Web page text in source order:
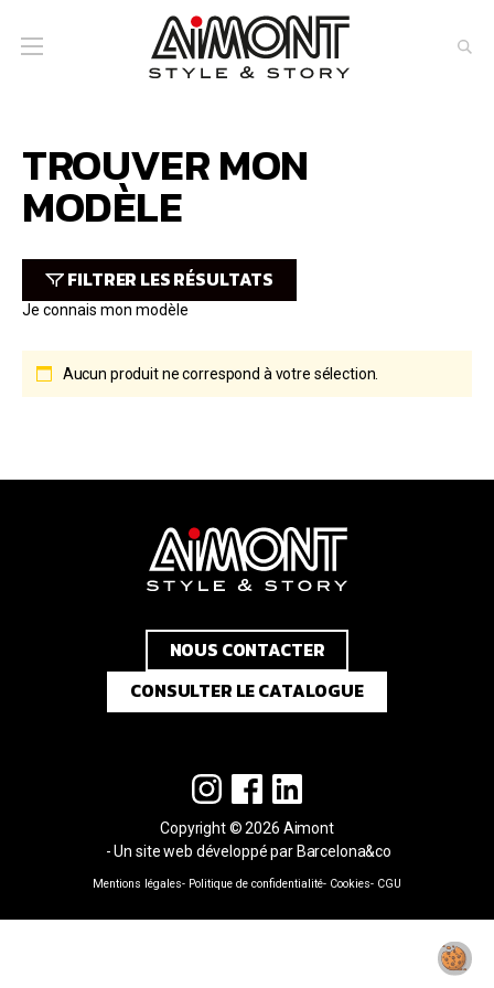
TROUVER MON
MODÈLE
FILTRER LES RÉSULTATS
Je connais mon modèle
Aucun produit ne correspond à votre sélection.
NOUS CONTACTER
CONSULTER LE CATALOGUE
Copyright © 2026 Aimont
Un site web développé par Barcelona&co
Mentions légales Politique de confidentialité Cookies CGU